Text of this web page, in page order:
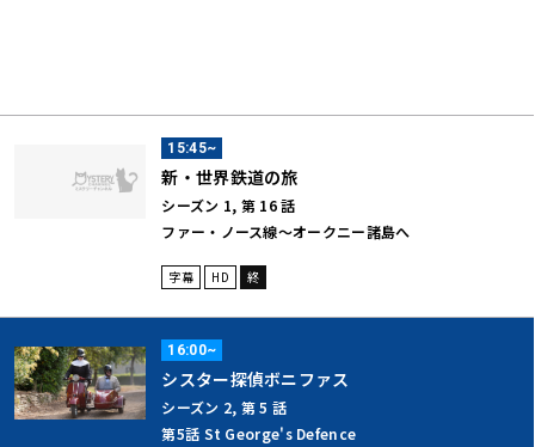
15:45~
新・世界鉄道の旅
シーズン 1, 第 16 話
ファー・ノース線～オークニー諸島へ
字幕 HD 終
16:00~
シスター探偵ボニファス
シーズン 2, 第 5 話
第5話 St George's Defence